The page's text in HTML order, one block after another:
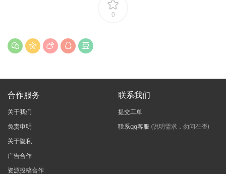
0
合作服务
关于我们
免责申明
关于隐私
广告合作
资源投稿合作
联系我们
提交工单
联系qq客服 (说明需求，勿问在否)